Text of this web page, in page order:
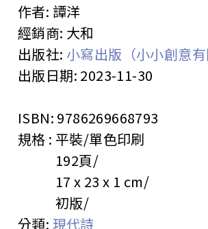
作者: 譚洋
經銷商: 大和
出版社: 小寫出版（小小創意有
出版日期: 2023-11-30
ISBN: 9786269668793
規格 : 平裝/單色印刷
192頁
17 x 23 x 1 cm
初版
分類: 現代詩